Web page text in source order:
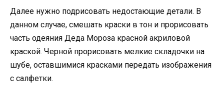
Далее нужно подрисовать недостающие детали. В
данном случае, смешать краски в тон и прорисовать
часть одеяния Деда Мороза красной акриловой
краской. Черной прорисовать мелкие складочки на
шубе, оставшимися красками передать изображения
с салфетки.